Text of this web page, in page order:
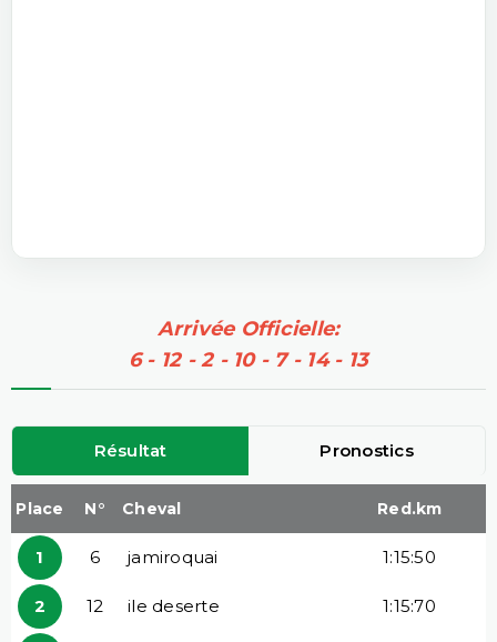
Arrivée Officielle:
6 - 12 - 2 - 10 - 7 - 14 - 13
Résultat Pronostics
Place N° Cheval Red.km
1 6 jamiroquai 1:15:50
2 12 ile deserte 1:15:70